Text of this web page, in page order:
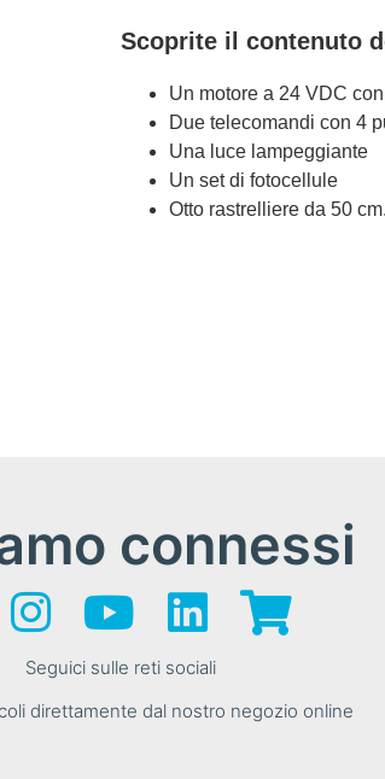
Scoprite il contenuto
Un motore a 24 VDC
Due telecomandi con 4
Una luce lampeggiante
Un set di fotocellule
Otto rastrelliere da 50
connessi
Seguici sulle reti sociali
direttamente dal nostro negozio online